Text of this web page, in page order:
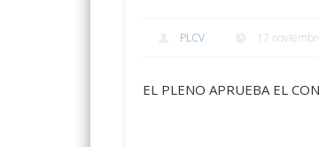
PLCV 17
​EL PLENO APRUEBA EL